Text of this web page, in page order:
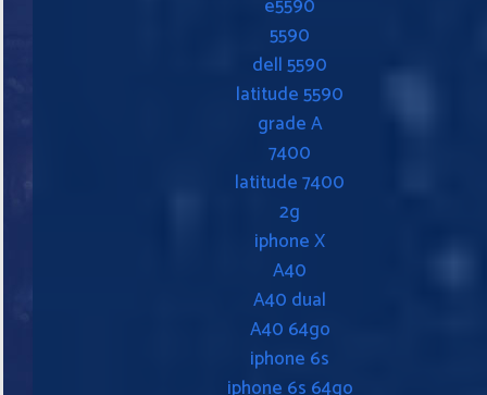
e5590
5590
dell 5590
latitude 5590
grade A
7400
latitude 7400
2g
iphone X
A40
A40 dual
A40 64go
iphone 6s
iphone 6s 64go